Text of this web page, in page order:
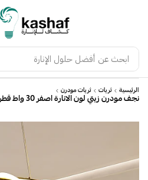
ابحث عن أفضل حلول الإنارة
الرئيسية ثريات ثريات مودرن
نجف مودرن زيتي لون الانارة اصفر 30 واط قطر 60 سم